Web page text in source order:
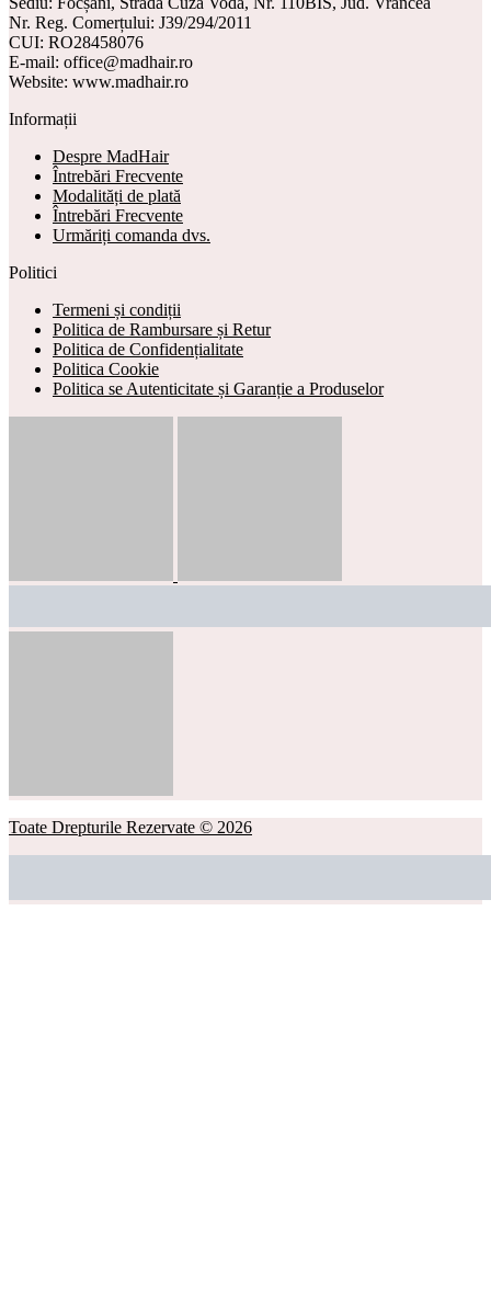
Nr. Reg. Comerțului: J39/294/2011
CUI: RO28458076
E-mail: office@madhair.ro
Website: www.madhair.ro
Informații
Despre MadHair
Întrebări Frecvente
Modalități de plată
Întrebări Frecvente
Urmăriți comanda dvs.
Politici
Termeni și condiții
Politica de Rambursare și Retur
Politica de Confidențialitate
Politica Cookie
Politica se Autenticitate și Garanție a Produselor
Toate Drepturile Rezervate © 2026